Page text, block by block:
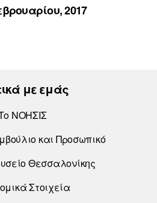
2017
με εμάς
ΝΟΗΣΙΣ
και Προσωπικό
Θεσσαλονίκης
Στοιχεία